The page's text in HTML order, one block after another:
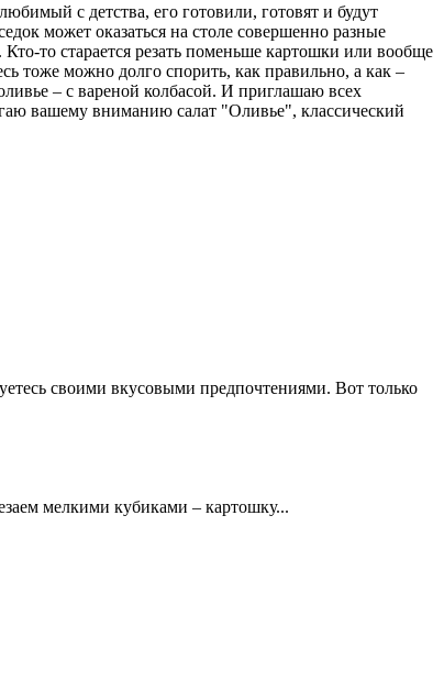
с детства, его готовили, готовят и будут
может оказаться на столе совершенно разные
то старается резать поменьше картошки или вообще
тоже можно долго спорить, как правильно, а как –
– с вареной колбасой. И приглашаю всех
вашему вниманию салат "Оливье", классический
своими вкусовыми предпочтениями. Вот только
мелкими кубиками – картошку...